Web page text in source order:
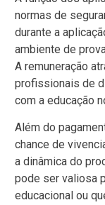
normas de
durante a
ambiente de
A remuneração
profissionais de
com a educação
Além do
chance de
a dinâmica do
pode ser valiosa
educacional ou